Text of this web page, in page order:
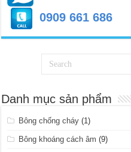
0909 661 686
Danh mục sản phẩm
Bông chống cháy (1)
Bông khoáng cách âm (9)